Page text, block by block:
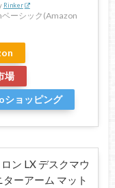
Rinker
ーシック(Amazon
場
ショッピング
ン LX デスクマウ
ターアーム マット